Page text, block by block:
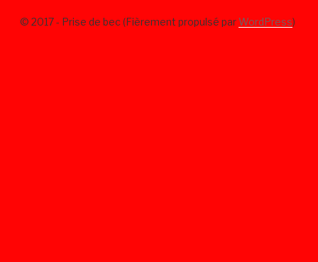
© 2017 - Prise de bec (Fièrement propulsé parWordPress)